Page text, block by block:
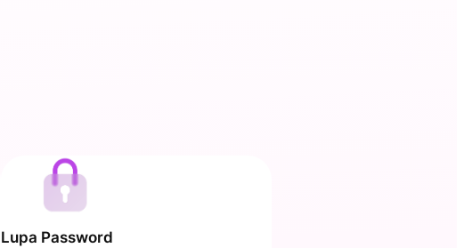
Lupa Password